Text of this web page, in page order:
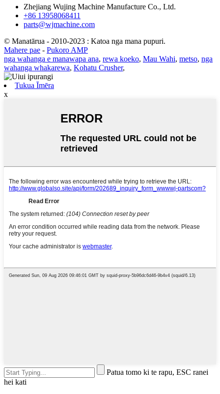
Zhejiang Wujing Machine Manufacture Co., Ltd.
+86 13958068411
parts@wjmachine.com
© Manatārua - 2010-2023 : Katoa nga mana pupuri.
Mahere pae - Pukoro AMP
nga wahanga e manawapa ana, rewa koeko, Mau Wahi, metso, nga
wahanga whakarewa, Kohatu Crusher,
Tukua Īmēra
x
Patua tomo ki te rapu, ESC ranei
hei kati